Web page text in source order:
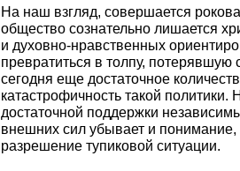
На наш взгляд, совершается
общество сознательно лишается
и духовно-нравственных
превратиться в толпу,
сегодня еще достаточное
катастрофичность такой политики.
достаточной поддержки
внешних сил убывает и
разрешение тупиковой ситуации.